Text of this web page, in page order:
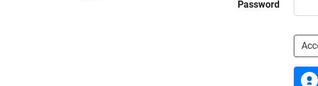
Password